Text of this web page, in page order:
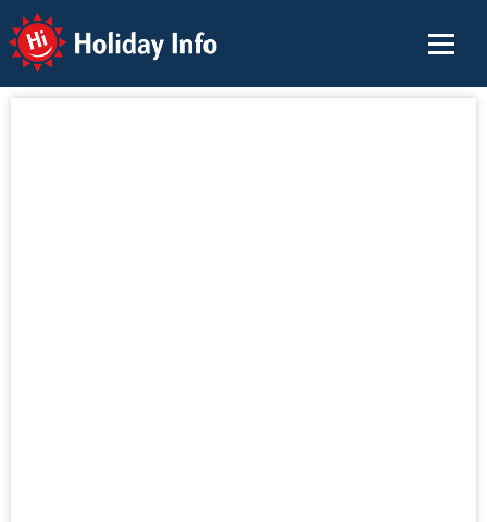
Holiday Info